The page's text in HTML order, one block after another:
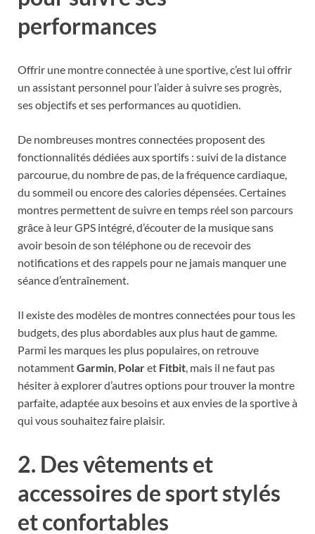
performances
Offrir une montre connectée à une sportive, c’est lui offrir
un assistant personnel pour l’aider à suivre ses progrès,
ses objectifs et ses performances au quotidien.
De nombreuses montres connectées proposent des
fonctionnalités dédiées aux sportifs : suivi de la distance
parcourue, du nombre de pas, de la fréquence cardiaque,
du sommeil ou encore des calories dépensées. Certaines
montres permettent de suivre en temps réel son parcours
grâce à leur GPS intégré, d’écouter de la musique sans
avoir besoin de son téléphone ou de recevoir des
notifications et des rappels pour ne jamais manquer une
séance d’entraînement.
Il existe des modèles de montres connectées pour tous les
budgets, des plus abordables aux plus haut de gamme.
Parmi les marques les plus populaires, on retrouve
notammentGarmin, Polaret Fitbit, mais il ne faut pas
hésiter à explorer d’autres options pour trouver la montre
parfaite, adaptée aux besoins et aux envies de la sportive à
qui vous souhaitez faire plaisir.
2. Des vêtements et
accessoires de sport stylés
et confortables